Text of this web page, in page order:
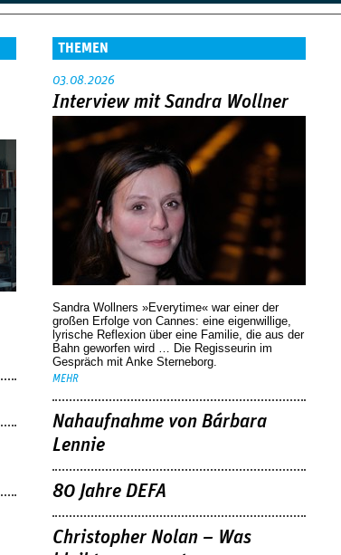
THEMEN
03.08.2026
Interview mit Sandra Wollner
Sandra Wollners »Everytime« war einer der
großen Erfolge von Cannes: eine eigenwillige,
lyrische Reflexion über eine ­Familie, die aus der
Bahn geworfen wird … Die Regisseurin im
Gespräch mit Anke Sterneborg.
MEHR
Nahaufnahme von Bárbara
Lennie
80 Jahre DEFA
Christopher Nolan – Was